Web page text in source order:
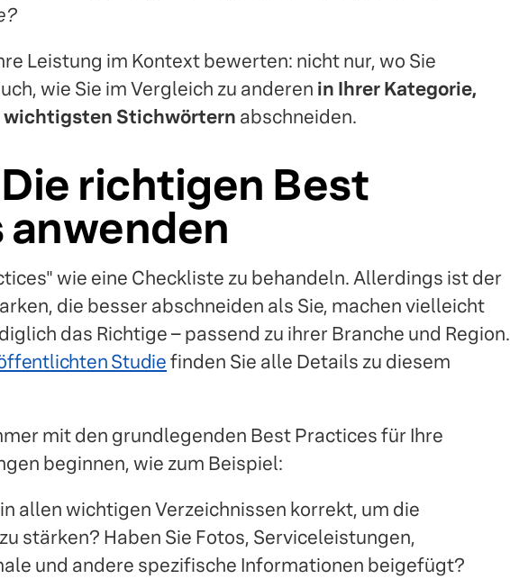
Leistung im Kontext bewerten: nicht nur, wo Sie
wie Sie im Vergleich zu anderen in Ihrer Kategorie,
wichtigsten Stichwörtern abschneiden.
richtigen Best
wie eine Checkliste zu behandeln. Allerdings ist der
die besser abschneiden als Sie, machen vielleicht
das Richtige – passend zu ihrer Branche und Region.
Studiefinden Sie alle Details zu diesem
mit den grundlegenden Best Practices für Ihre
beginnen, wie zum Beispiel:
in allen wichtigen Verzeichnissen korrekt, um die
stärken? Haben Sie Fotos, Serviceleistungen,
und andere spezifische Informationen beigefügt?